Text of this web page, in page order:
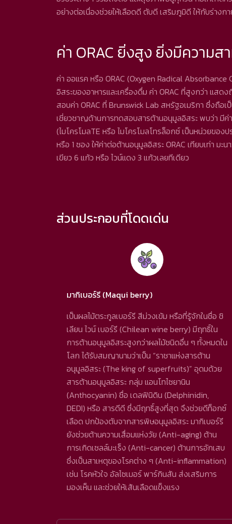
อย่างต่อเนื่องช่วยให้เลือดดี ตับดี เสริมภูมิดี ให้กับร่างก
ค่า ORAC ยิ่งสูง ยิ่งมีความส
ค่า ออแรค หรือ ORAC (Oxygen Radical
อิสระของอาหารและเครื่องดื่ม ค่า ORAC ที่สูงกว่า แสด
สอบค่า ORAC ที่ Brunswick Lab สหรัฐอเมริกา ซึ่งถือ
เชี่ยวชาญด้านการทดสอบสารต้านอนุมูลอิสระ พบว่า มี
(ไมโครโมลTE หรือ ไมโครโมลโทรล็อกซ์ เป็นหน่วยขอ
หรือ 1 ซอง ให้ค่าต่อต้านอนุมูลอิสระ ORAC เทียบเท่า ม
เขียว 6 แก้ว หรือ ไวน์แดง 3 แก้วเลยทีเดียว
ส่วนประกอบที่โดดเด่น
มากิเบอร์รี (Maqui berry)
เป็นผลไม้ตระกูลเบอร์รี สีม่วงเข้ม หรือที่รู้จักในชื่อ ชิ
เลียน ไวน์ เบอร์รี (Chilean wine berry) มีฤทธิ์ใน
การต้านอนุมูลอิสระสูงกว่าผลไม้ชนิดอื่น ๆ ทั้งหมดใน
โลก ได้รับสมญานามว่าเป็น “ราชาแห่งสารต้าน
อนุมูลอิสระ (The king of superfruits)” อุดมด้วย
สารต้านอนุมูลอิสระ กลุ่ม แอนโทไซยานิน
(Anthocyanin) ชื่อ เดลฟินิดิน (Delphinidin,
DEDI) หรือ สารดีดี ซึ่งมีฤทธิ์สูงที่สุด จึงช่วยดีท็อกซ์
เลือด ปกป้องตับจากสารพิษอนุมูลอิสระ มากิเบอร์รี
ยังช่วยต้านความเสื่อมแห่งวัย (Anti-aging) ต้าน
การเกิดเซลล์มะเร็ง (Anti-cancer) ต้านการอักเสบ
ซึ่งเป็นสาเหตุของโรคต่าง ๆ (Anti-inflammation)
เช่น โรคหัวใจ อัลไซเมอร์ พาร์กินสัน ส่งเสริมการ
มองเห็น และช่วยให้เส้นเลือดแข็งแรง